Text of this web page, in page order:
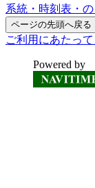
系統・時刻表・
ページの先頭へ戻る
ご利用にあたっ
Powered by